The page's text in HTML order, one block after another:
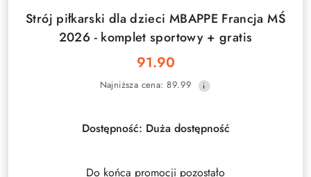
Strój piłkarski dla dzieci MBAPPE Francja MŚ
2026 - komplet sportowy + gratis
Cena
promocyjna:
91.90
Najniższa
dni
Najniższa cena: 89.99
Dostępność: Duża dostępność
Do końca promocji pozostało